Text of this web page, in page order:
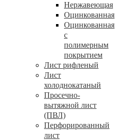
Нержавеющая
Оцинкованная
Оцинкованная
с
полимерным
покрытием
Лист рифленый
Лист
холоднокатаный
Просечно-
вытяжной лист
(ПВЛ)
Перфорированный
лист